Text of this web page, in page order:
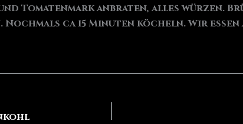
Tomatenmark anbraten, alles würzen.
ca 15 Minuten köcheln. Wir